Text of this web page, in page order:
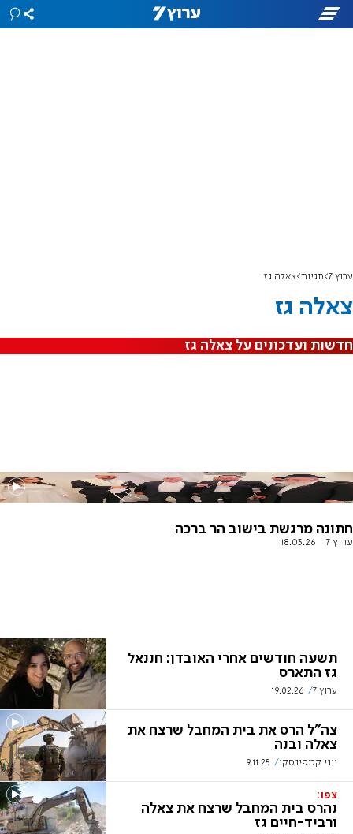
ערוץ 7 תגיות צאלה גז
צאלה גז
חדשות ועדכונים על צאלה גז
חתונה מרגשת בישוב הר ברכה
ערוץ 7 18.03.26
תשעה חודשים אחרי האובדן: חננאל
גז התארס
ערוץ 7 19.02.26
צה"ל הרס את בית המחבל שרצח את
צאלה ובנה
יוני קמפינסקי 9.11.25
צפו:
נהרס בית המחבל שרצח את צאלה
ורביד-חיים גז